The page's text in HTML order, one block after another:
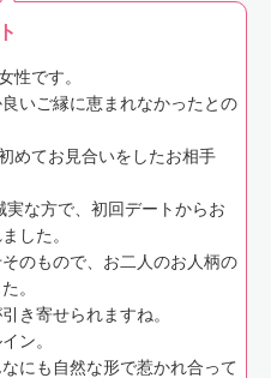
性です。
いご縁に恵まれなかったとの
めてお見合いをしたお相手
な方で、初回デートからお
した。
のもので、お二人のお人柄の
。
き寄せられますね。
ン。
にも自然な形で惹かれ合って